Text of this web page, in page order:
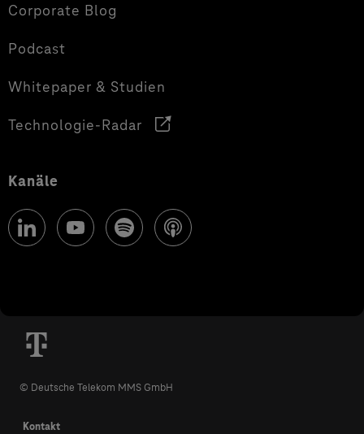
Corporate Blog
Podcast
Whitepaper & Studien
Technologie-Radar
Kanäle
© Deutsche Telekom MMS GmbH
Kontakt